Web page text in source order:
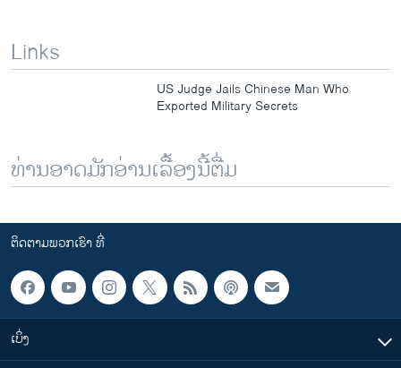
Links
US Judge Jails Chinese Man Who
Exported Military Secrets
ທ່ານອາດມັກອ່ານເລື້ອງນີ້ຕື່ມ
ຕິດຕາມພວກເຮົາ ທີ່
ເບິ່ງ